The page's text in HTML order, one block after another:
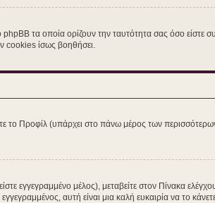
τα οποία ορίζουν την ταυτότητα σας όσο είστε
cookies ίσως βοηθήσει.
το Προφίλ (υπάρχει στο πάνω μέρος των
εγγεγραμμένο μέλος), μεταβείτε στον Πίνακα
αυτή είναι μια καλή ευκαιρία να το